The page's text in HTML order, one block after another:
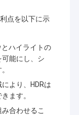
点を以下に示
ハイライトの
能にし、シ
より、HDRは
ます。
合わせるこ